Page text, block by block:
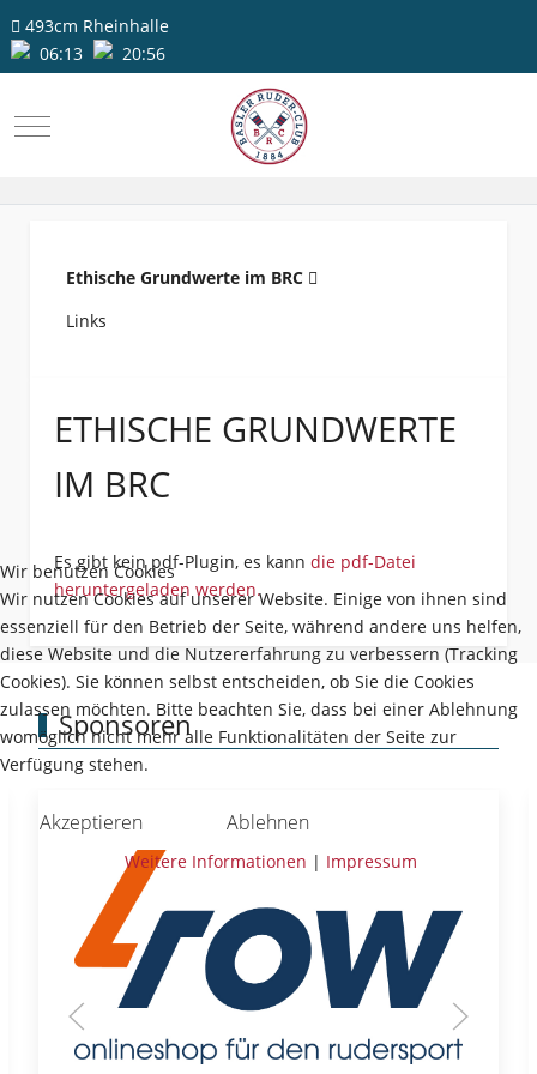
493cm Rheinhalle
06:13
20:56
Mobile Menu Toggle
Ethische Grundwerte im BRC
Links
ETHISCHE GRUNDWERTE
IM BRC
Es gibt kein pdf-Plugin, es kanndie pdf-Datei
heruntergeladen werden.
Sponsoren
Wir benutzen Cookies
Wir nutzen Cookies auf unserer Website. Einige von ihnen sind
essenziell für den Betrieb der Seite, während andere uns helfen,
diese Website und die Nutzererfahrung zu verbessern (Tracking
Cookies). Sie können selbst entscheiden, ob Sie die Cookies
zulassen möchten. Bitte beachten Sie, dass bei einer Ablehnung
womöglich nicht mehr alle Funktionalitäten der Seite zur
Verfügung stehen.
Akzeptieren Ablehnen
Weitere Informationen | Impressum